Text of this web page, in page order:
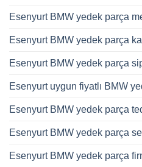
Esenyurt BMW yedek parça
Esenyurt BMW yedek parça
Esenyurt BMW yedek parça
Esenyurt uygun fiyatlı BMW
Esenyurt BMW yedek parça
Esenyurt BMW yedek parça
Esenyurt BMW yedek parça